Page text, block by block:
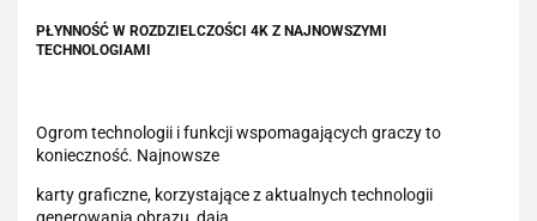
PŁYNNOŚĆ W ROZDZIELCZOŚCI 4K Z NAJNOWSZYMI
TECHNOLOGIAMI
Ogrom technologii i funkcji wspomagających graczy to
konieczność. Najnowsze
karty graficzne, korzystające z aktualnych technologii